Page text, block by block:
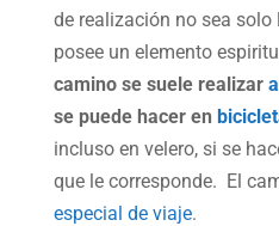
de realización no sea
posee un elemento
camino se suele realizar
se puede hacer en
incluso en velero, si se
que le corresponde. El
especial de viaje.